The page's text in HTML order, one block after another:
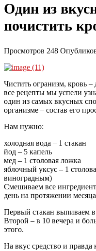
Один из
почистить
Просмотров 248
Чистить огранизм, кровь
все рецепты мы успели
один из самых вкусных
организме – состав его
Нам нужно:
холодная вода – 1 стакан
йод – 5 капель
мед – 1 столовая ложка
яблочный уксус – 1
виноградным)
Смешиваем все
день на протяжении
Первый стакан выпиваем
Второй – в 10 вечера и
этого.
На вкус средство и правда